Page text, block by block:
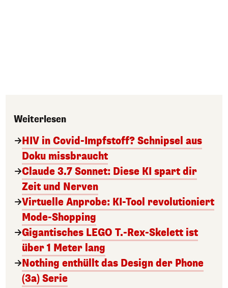
Weiterlesen
HIV in Covid-Impfstoff? Schnipsel aus
Doku missbraucht
Claude 3.7 Sonnet: Diese KI spart dir
Zeit und Nerven
Virtuelle Anprobe: KI-Tool revolutioniert
Mode-Shopping
Gigantisches LEGO T.-Rex-Skelett ist
über 1 Meter lang
Nothing enthüllt das Design der Phone
(3a) Serie